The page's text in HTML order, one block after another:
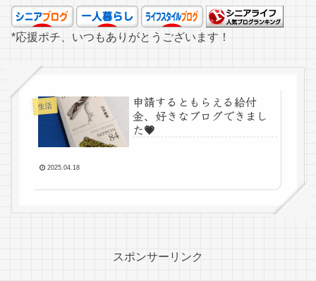
*応援ポチ、いつもありがとうございます！
生活
申請するともらえる給付
金、好きなブログできまし
た💗
2025.04.18
スポンサーリンク